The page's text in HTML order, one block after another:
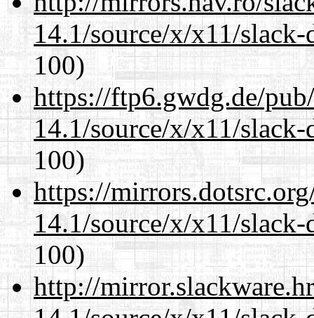
14.1/source/x/x11/
100)
https://ftp6.gwdg.de/
14.1/source/x/x11/
100)
https://
14.1/source/x/x11/
100)
http://